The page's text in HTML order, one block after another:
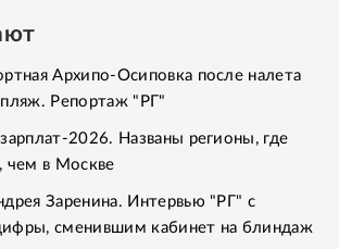
Архипо-Осиповка после налета
Репортаж "РГ"
2026. Названы регионы, где
чем в Москве
Заренина. Интервью "РГ" с
сменившим кабинет на блиндаж